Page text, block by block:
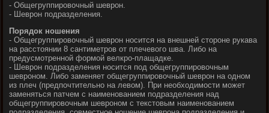
- Общегруппировочный шеврон.
- Шеврон подразделения.
Порядок ношения
- Общегруппировочный шеврон носится на внешней стороне рукава
на расстоянии 8 сантиметров от плечевого шва. Либо на
предусмотренной формой велкро-плащадке.
- Шеврон подразделения носится под общегруппировочным
шевроном. Либо заменяет общегруппировочный шеврон на одном
из плеч (предпочтительно на левом). При необходимости может
заменяться патчем с наименованием подразделения над
общегруппировочным шевроном с текстовым наименованием